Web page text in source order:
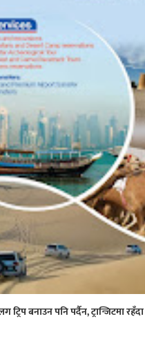
ट्रिप बनाउन पनि पर्दैन, ट्रान्जिटमा